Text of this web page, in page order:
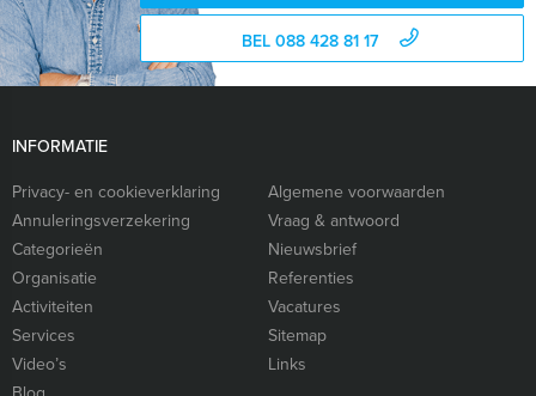
BEL 088 428 81 17
INFORMATIE
Privacy- en cookieverklaring
Algemene voorwaarden
Annuleringsverzekering
Vraag & antwoord
Categorieën
Nieuwsbrief
Organisatie
Referenties
Activiteiten
Vacatures
Services
Sitemap
Video’s
Links